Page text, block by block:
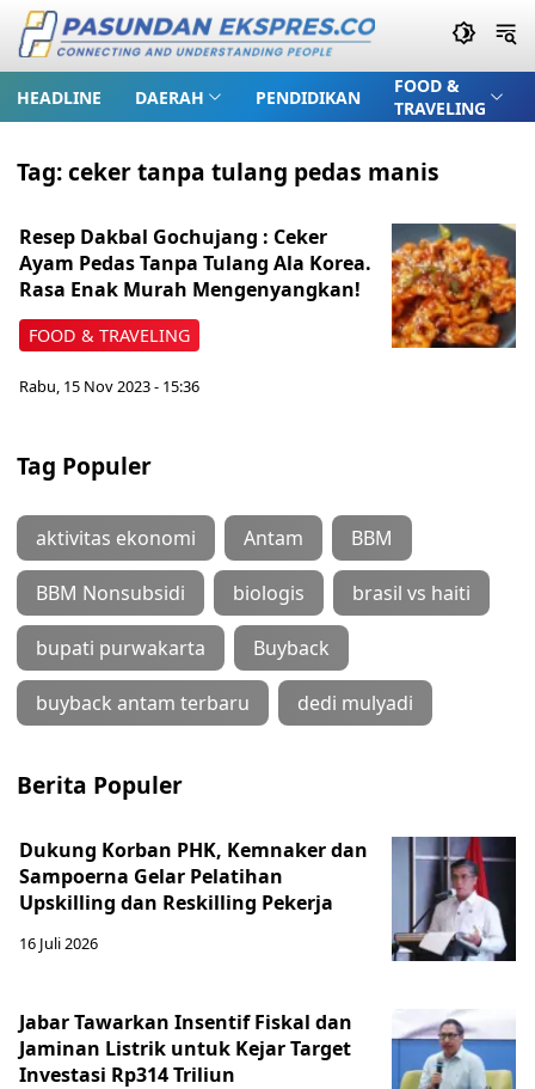
HEADLINE DAERAH PENDIDIKAN
FOOD &
TRAVELING
Tag:ceker tanpa tulang pedas manis
FOOD & TRAVELING
Resep Dakbal Gochujang : Ceker
Ayam Pedas Tanpa Tulang Ala Korea.
Rasa Enak Murah Mengenyangkan!
Rabu, 15 Nov 2023 - 15:36
Tag Populer
aktivitas ekonomi Antam BBM
BBM Nonsubsidi biologis brasil vs haiti
bupati purwakarta Buyback
buyback antam terbaru dedi mulyadi
Berita Populer
Dukung Korban PHK, Kemnaker dan
Sampoerna Gelar Pelatihan
Upskilling dan Reskilling Pekerja
16 Juli 2026
Jabar Tawarkan Insentif Fiskal dan
Jaminan Listrik untuk Kejar Target
Investasi Rp314 Triliun